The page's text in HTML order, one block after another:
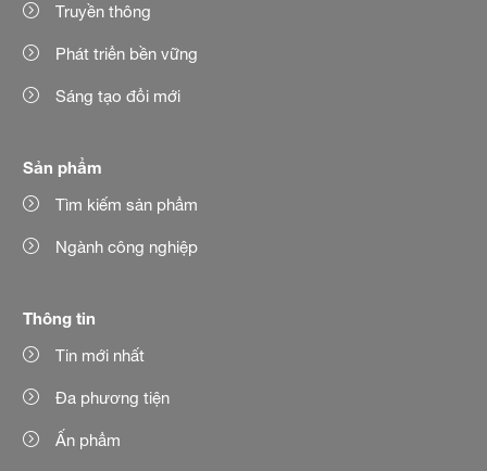
Truyền thông
Phát triển bền vững
Sáng tạo đổi mới
Sản phẩm
Tìm kiếm sản phẩm
Ngành công nghiệp
Thông tin
Tin mới nhất
Đa phương tiện
Ấn phẩm